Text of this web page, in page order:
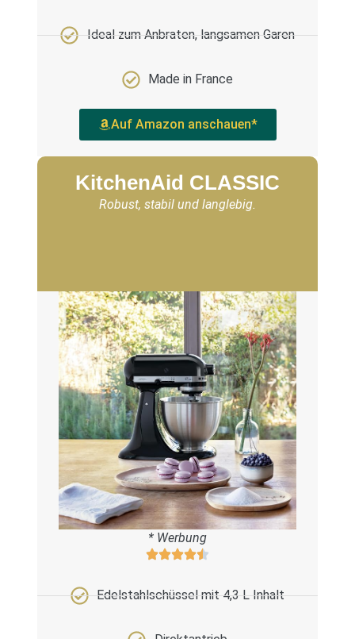
Ideal zum Anbraten, langsamen Garen
Made in France
Auf Amazon anschauen*
KitchenAid CLASSIC
Robust, stabil und langlebig.
* Werbung
Edelstahlschüssel mit 4,3 L Inhalt